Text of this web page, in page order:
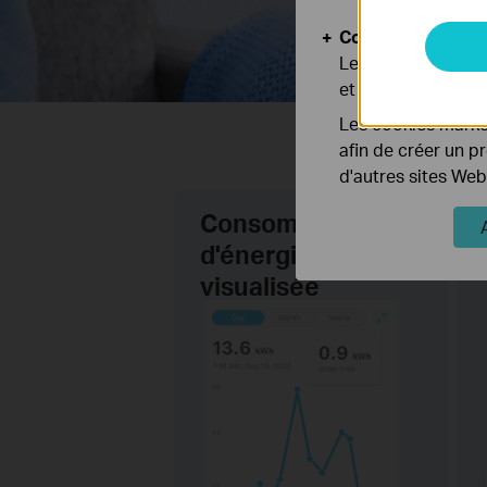
Consommation
d'énergie
visualisée
Cookies
Les cookies
et ajuster les
Les cookies
afin de créer un
d'autres sites